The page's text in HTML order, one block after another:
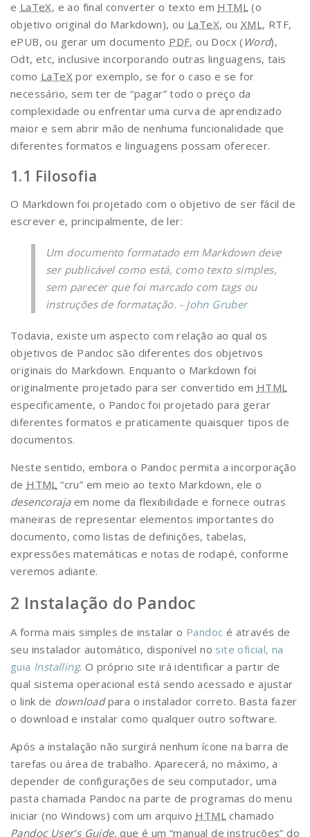
e LaTeX, e ao final converter o texto em HTML (o
objetivo original do Markdown), ou LaTeX, ou XML, RTF,
ePUB, ou gerar um documento PDF, ou Docx ( Word),
Odt, etc, inclusive incorporando outras linguagens, tais
como LaTeX por exemplo, se for o caso e se for
necessário, sem ter de “pagar” todo o preço da
complexidade ou enfrentar uma curva de aprendizado
maior e sem abrir mão de nenhuma funcionalidade que
diferentes formatos e linguagens possam oferecer.
Filosofia
O Markdown foi projetado com o objetivo de ser fácil de
escrever e, principalmente, de ler:
Um documento formatado em Markdown deve
ser publicável como está, como texto simples,
sem parecer que foi marcado com tags ou
instruções de formatação. - John Gruber
Todavia, existe um aspecto com relação ao qual os
objetivos de Pandoc são diferentes dos objetivos
originais do Markdown. Enquanto o Markdown foi
originalmente projetado para ser convertido em HTML
especificamente, o Pandoc foi projetado para gerar
diferentes formatos e praticamente quaisquer tipos de
documentos.
Neste sentido, embora o Pandoc permita a incorporação
de HTML “cru” em meio ao texto Markdown, ele o
desencorajaem nome da flexibilidade e fornece outras
maneiras de representar elementos importantes do
documento, como listas de definições, tabelas,
expressões matemáticas e notas de rodapé, conforme
veremos adiante.
Instalação do Pandoc
A forma mais simples de instalar o Pandoc é através de
seu instalador automático, disponível no site oficial, na
guia Installing. O próprio site irá identificar a partir de
qual sistema operacional está sendo acessado e ajustar
o link de downloadpara o instalador correto. Basta fazer
o download e instalar como qualquer outro software.
Após a instalação não surgirá nenhum ícone na barra de
tarefas ou área de trabalho. Aparecerá, no máximo, a
depender de configurações de seu computador, uma
pasta chamada Pandoc na parte de programas do menu
iniciar (no Windows) com um arquivo HTML chamado
Pandoc User’s Guide, que é um “manual de instruções” do